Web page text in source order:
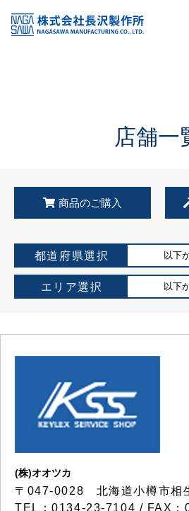
KSS加盟店・取扱店情報
店舗一覧
店舗一
商品のご購入
都道府県選択 以下
エリア選択 以下
(株)オオツカ
〒047-0028 北海道小樽市相
TEL：0134-23-7104 / FAX